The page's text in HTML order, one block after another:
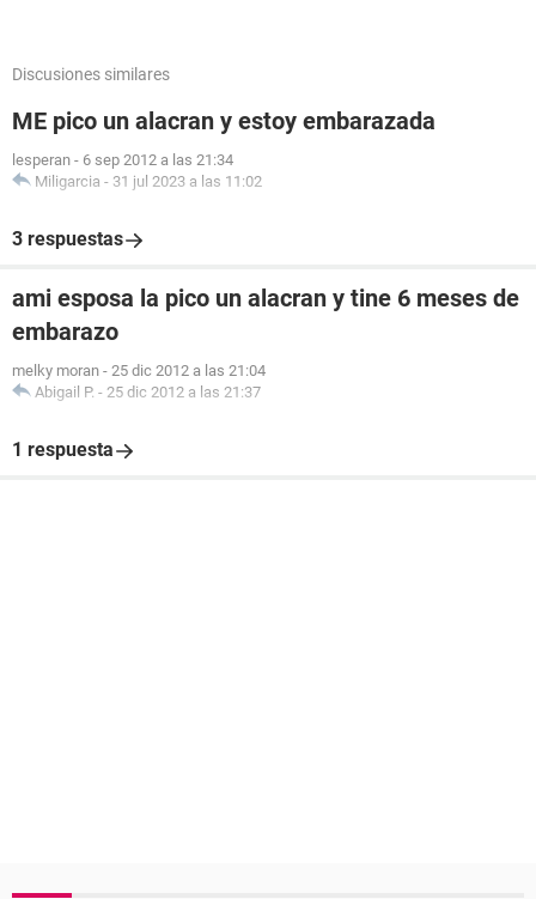
Discusiones similares
ME pico un alacran y estoy embarazada
lesperan - 6 sep 2012 a las 21:34
Miligarcia - 31 jul 2023 a las 11:02
3 respuestas
ami esposa la pico un alacran y tine 6 meses de
embarazo
melky moran - 25 dic 2012 a las 21:04
Abigail P. - 25 dic 2012 a las 21:37
1 respuesta